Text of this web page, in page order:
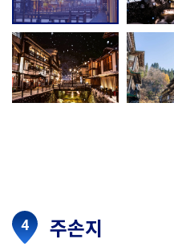
주손지